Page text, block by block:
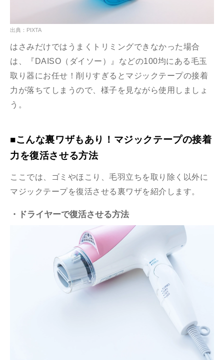
出典：PIXTA
はさみだけではうまくトリミングできなかった場合
は、『DAISO（ダイソー）』などの100均にある毛玉
取り器にお任せ！削りすぎるとマジックテープの接着
力が落ちてしまうので、様子を見ながら使用しましょ
う。
■こんな裏ワザもあり！マジックテープの接着
力を復活させる方法
ここでは、ゴミやほこり、毛羽立ちを取り除く以外に
マジックテープを復活させる裏ワザを紹介します。
・ドライヤーで復活させる方法